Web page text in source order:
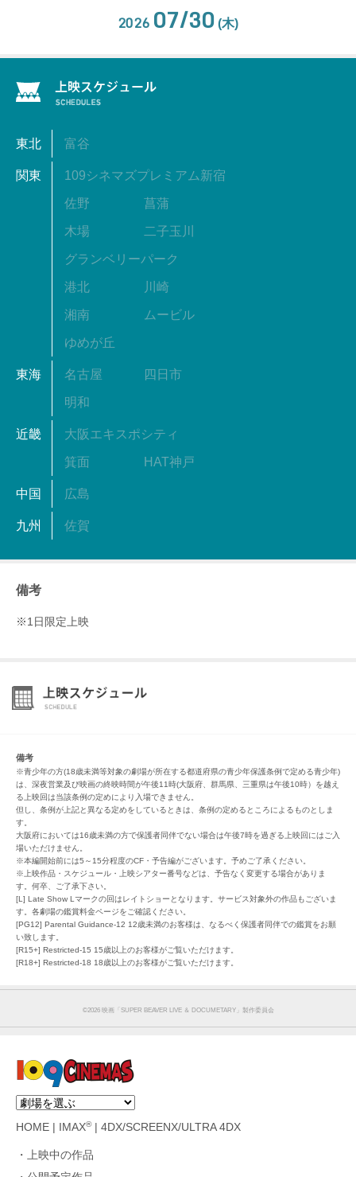
2026 07/30 (木)
東北 富谷
関東 109シネマズプレミアム新宿
佐野 菖蒲
木場 二子玉川
グランベリーパーク
港北 川崎
湘南 ムービル
ゆめが丘
東海 名古屋 四日市
明和
近畿 大阪エキスポシティ
箕面 HAT神戸
中国 広島
九州 佐賀
備考
※1日限定上映
備考
※青少年の方(18歳未満等対象の劇場が所在する都道府県の青少年保護条例で定める青少年)
は、深夜営業及び映画の終映時間が午後11時(大阪府、群馬県、三重県は午後10時）を越え
る上映回は当該条例の定めにより入場できません。
但し、条例が上記と異なる定めをしているときは、条例の定めるところによるものとしま
す。
大阪府においては16歳未満の方で保護者同伴でない場合は午後7時を過ぎる上映回にはご入
場いただけません。
※本編開始前には5～15分程度のCF・予告編がございます。予めご了承ください。
※上映作品・スケジュール・上映シアター番号などは、予告なく変更する場合がありま
す。何卒、ご了承下さい。
[L] Late Show Lマークの回はレイトショーとなります。サービス対象外の作品もございま
す。各劇場の鑑賞料金ページをご確認ください。
[PG12] Parental Guidance-12 12歳未満のお客様は、なるべく保護者同伴での鑑賞をお願
い致します。
[R15+] Restricted-15 15歳以上のお客様がご覧いただけます。
[R18+] Restricted-18 18歳以上のお客様がご覧いただけます。
©︎2026 映画「SUPER BEAVER LIVE ＆ DOCUMETARY」製作委員会
HOME IMAX®| 4DX/SCREENX/ULTRA 4DX
上映中の作品